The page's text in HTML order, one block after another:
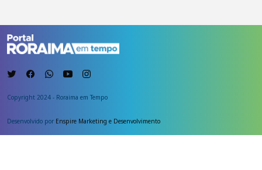
Copyright 2024 - Roraima em Tempo
Desenvolvido por Enspire Marketing e Desenvolvimento